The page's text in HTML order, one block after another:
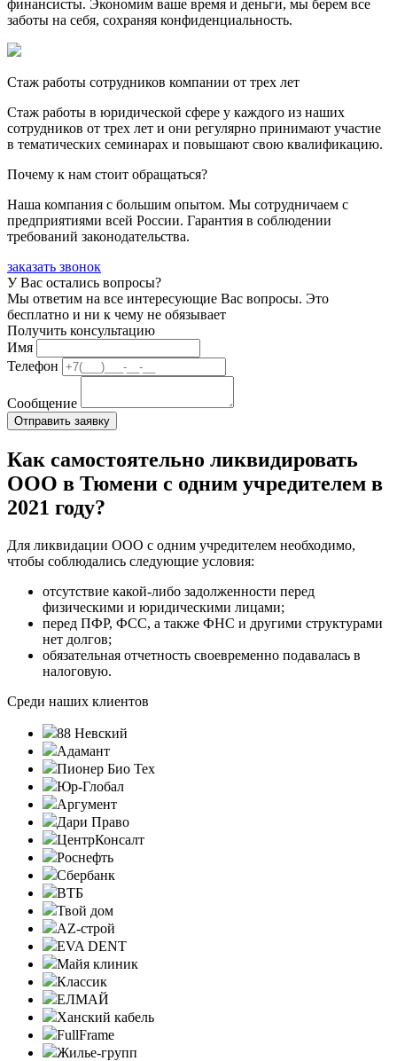
финансисты. Экономим ваше время и деньги, мы берем все
заботы на себя, сохраняя конфиденциальность.
Стаж работы сотрудников компании от трех лет
Стаж работы в юридической сфере у каждого из наших
сотрудников от трех лет и они регулярно принимают участие
в тематических семинарах и повышают свою квалификацию.
Почему к нам стоит обращаться?
Наша компания с большим опытом. Мы сотрудничаем с
предприятиями всей России. Гарантия в соблюдении
требований законодательства.
заказать звонок
У Вас остались вопросы?
Мы ответим на все интересующие Вас вопросы. Это
бесплатно и ни к чему не обязывает
Получить консультацию
Имя
Телефон
Сообщение
Как самостоятельно ликвидировать
ООО в Тюмени с одним учредителем в
2021 году?
Для ликвидации ООО с одним учредителем необходимо,
чтобы соблюдались следующие условия:
отсутствие какой-либо задолженности перед
физическими и юридическими лицами;
перед ПФР, ФСС, а также ФНС и другими структурами
нет долгов;
обязательная отчетность своевременно подавалась в
налоговую.
Среди наших клиентов
88 Невский
Адамант
Пионер Био Тех
Юр-Глобал
Аргумент
Дари Право
ЦентрКонсалт
Роснефть
Сбербанк
ВТБ
Твой дом
AZ-строй
EVA DENT
Майя клиник
Классик
ЕЛМАЙ
Ханский кабель
FullFrame
Жилье-групп